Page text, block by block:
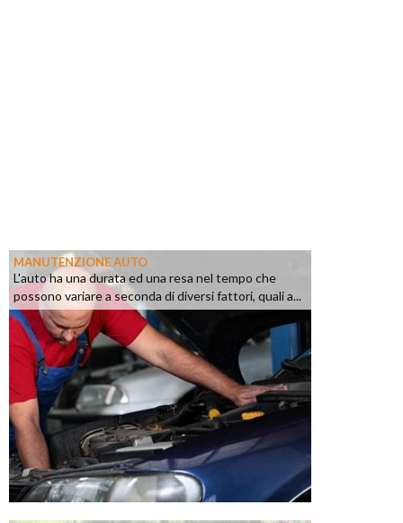
MANUTENZIONE AUTO
L'auto ha una durata ed una resa nel tempo che
possono variare a seconda di diversi fattori, quali a...